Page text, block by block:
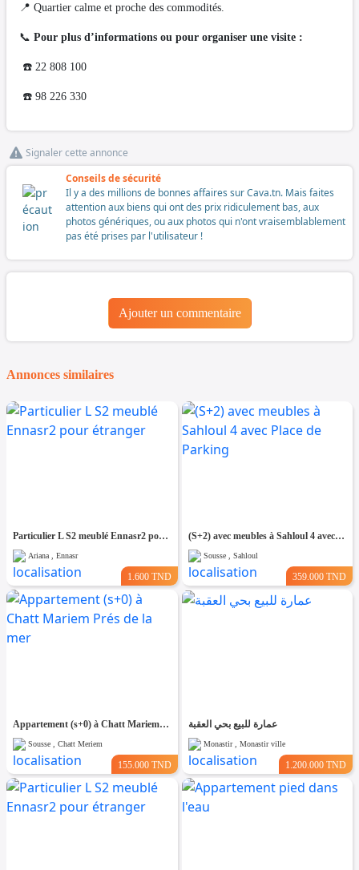
📍 Quartier calme et proche des commodités.
📞 Pour plus d’informations ou pour organiser une visite :
☎️ 22 808 100
☎️ 98 226 330
Signaler cette annonce
Conseils de sécurité
Il y a des millions de bonnes affaires sur Cava.tn. Mais faites
attention aux biens qui ont des prix ridiculement bas, aux
photos génériques, ou aux photos qui n'ont vraisemblablement
pas été prises par l'utilisateur !
Ajouter un commentaire
Annonces similaires
Particulier L S2 meublé Ennasr2 pour étranger
Ariana , Ennasr
1.600 TND
(S+2) avec meubles à Sahloul 4 avec Place de Parking
Sousse , Sahloul
359.000 TND
Appartement (s+0) à Chatt Mariem Prés de la mer
Sousse , Chatt Meriem
155.000 TND
عمارة للبيع بحي العقبة
Monastir , Monastir ville
1.200.000 TND